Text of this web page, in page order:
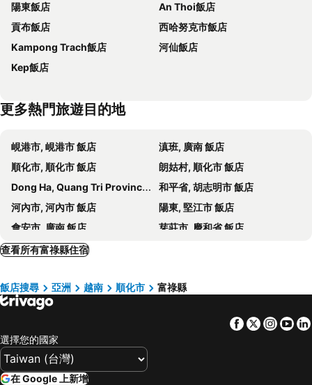
The Costis Phu Quoc
Tai Tri Guest House
Intercontinental Hotels Phu Quoc Long Beach Resort By Ihg
TK Phu Quoc Hotel - Grand World Phu Quoc
SENTINA HOTEL PHU QUOC
Golden Daisy Hotel Phu Quoc
M Villas Phu Quoc
Elyday Apartment Hillside Phu Quoc - Sea & Firework view
An Binh
Gaia Hotel Phu Quoc
Cottage Village
M Village
Tahiti Central Hotel
Nhu May Homestay Phu Quoc
Phu Quoc Village
Phu Hong Hotel
Venice Hotel Phu Quoc - Free Airport Shuttle & Sunset Town Tour
Best Western Premier Sonasea Villas Phu Quoc
Phu Quoc Ocean Pearl Hotel
Hillside Luxury Phu Quoc Apartment
Coco Village Phu Quoc Resort
Hawaii Resort Phu Quoc
Lan Anh Garden Resort
Hotel Blue Dragon
Langchia Hostel
陽東飯店
An Thoi飯店
貢布飯店
西哈努克市飯店
Kampong Trach飯店
河仙飯店
Kep飯店
更多熱門旅遊目的地
峴港市, 峴港市 飯店
滇班, 廣南 飯店
順化市, 順化市 飯店
朗姑村, 順化市 飯店
Dong Ha, Quang Tri Province 飯店
和平省, 胡志明市 飯店
河內市, 河內市 飯店
陽東, 堅江市 飯店
會安市, 廣南 飯店
芽莊市, 慶和省 飯店
錦普, Lao Cai Province 飯店
查看所有富祿縣住宿
飯店搜尋 亞洲 越南 順化市 富祿縣
Facebook
Twitter
選擇您的國家
在 Google 上新增